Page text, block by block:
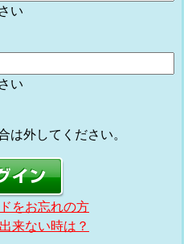
い
い
は外してください。
をお忘れの方
来ない時は？